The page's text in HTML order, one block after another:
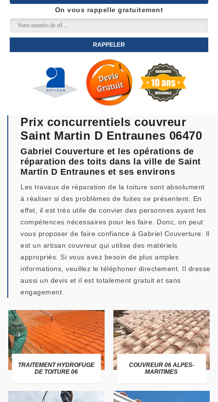
On vous rappelle gratuitement
Prix concurrentiels couvreur
Saint Martin D Entraunes 06470
Gabriel Couverture et les opérations de
réparation des toits dans la ville de Saint
Martin D Entraunes et ses environs
Les travaux de réparation de la toiture sont absolument
à réaliser si des problèmes de fuites se présentent. En
effet, il est très utile de convier des personnes ayant les
compétences nécessaires pour les faire. Donc, on peut
vous proposer de faire confiance à Gabriel Couverture. Il
est un artisan couvreur qui utilise des matériels
appropriés. Si vous avez besoin de plus amples
informations, veuillez le téléphoner directement. Il dresse
aussi un devis et il est totalement gratuit et sans
engagement.
TRAITEMENT HYDROFUGE
DE TOITURE 06
COUVREUR 06 ALPES-
MARITIMES